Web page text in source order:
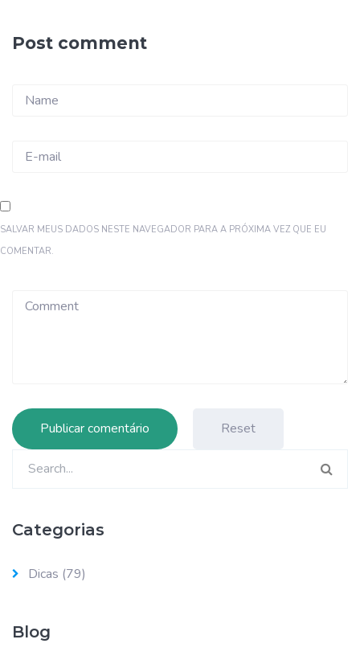
Post comment
SALVAR MEUS DADOS NESTE NAVEGADOR PARA A PRÓXIMA VEZ QUE EU
COMENTAR.
Reset
Categorias
Dicas (79)
Blog